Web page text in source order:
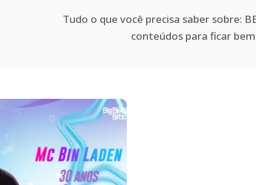
Tudo o que você precisa saber sobre:
conteúdos para ficar